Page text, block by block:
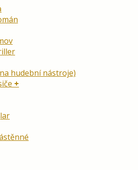
hudební nástroje)